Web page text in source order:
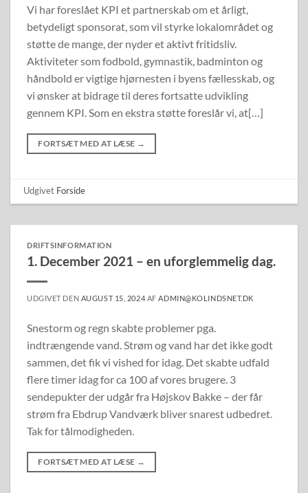
Vi har foreslået KPI et partnerskab om et årligt,
betydeligt sponsorat, som vil styrke lokalområdet og
støtte de mange, der nyder et aktivt fritidsliv.
Aktiviteter som fodbold, gymnastik, badminton og
håndbold er vigtige hjørnesten i byens fællesskab, og
vi ønsker at bidrage til deres fortsatte udvikling
gennem KPI. Som en ekstra støtte foreslår vi, at[…]
FORTSÆT MED AT LÆSE →
Udgivet Forside
DRIFTSINFORMATION
1. December 2021 – en uforglemmelig dag.
UDGIVET DEN AUGUST 15, 2024 AF ADMIN@KOLINDSNET.DK
Snestorm og regn skabte problemer pga.
indtrængende vand. Strøm og vand har det ikke godt
sammen, det fik vi vished for idag. Det skabte udfald
flere timer idag for ca 100 af vores brugere. 3
sendepukter der udgår fra Højskov Bakke – der får
strøm fra Ebdrup Vandværk bliver snarest udbedret.
Tak for tålmodigheden.
FORTSÆT MED AT LÆSE →